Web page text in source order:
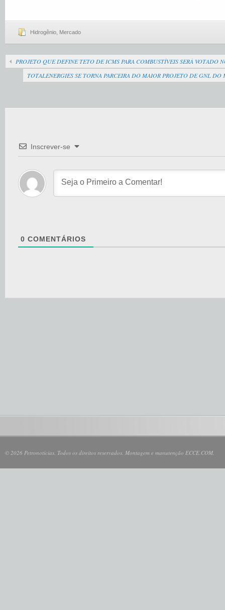
Hidrogênio Mercado
PROJETO QUE DEFINE TETO DE ICMS PARA COMBUSTÍVEIS SERÁ VOTADO
TOTALENERGIES SE TORNA PARCEIRA DO MAIOR PROJETO DE GNL
Inscrever-se
0 COMENTÁRIOS
© 2026 Petronotícias. Todos os direitos reservados. Montagem e manutenção ECCE.COM.